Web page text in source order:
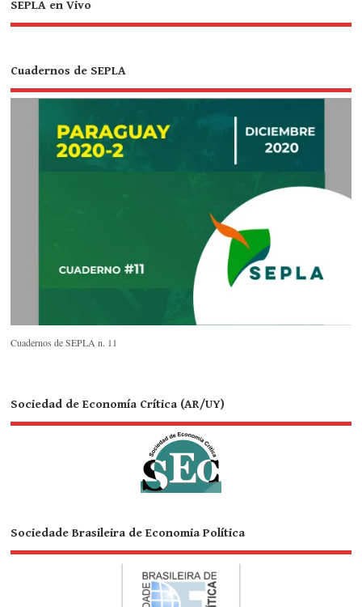
SEPLA en Vivo
Cuadernos de SEPLA
Cuadernos de SEPLA n. 11
Sociedad de Economía Crítica (AR/UY)
Sociedade Brasileira de Economia Política